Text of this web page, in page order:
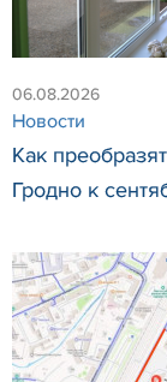
06.08.2026
Новости
Как
Гродно к